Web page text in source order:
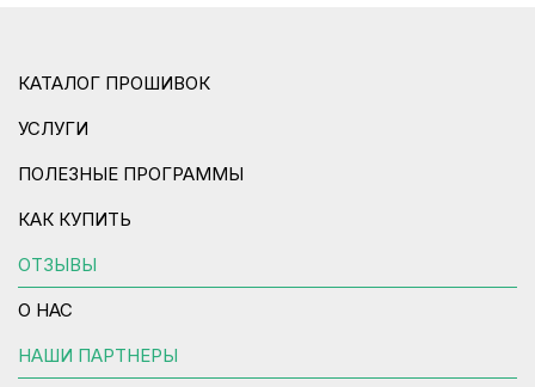
КАТАЛОГ ПРОШИВОК
УСЛУГИ
ПОЛЕЗНЫЕ ПРОГРАММЫ
КАК КУПИТЬ
ОТЗЫВЫ
О НАС
НАШИ ПАРТНЕРЫ